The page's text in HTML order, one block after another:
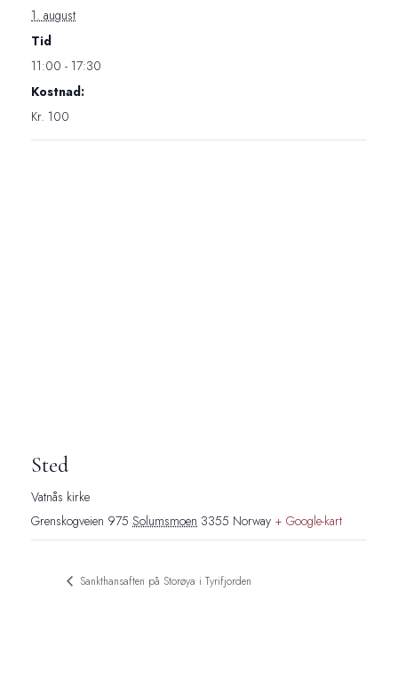
1. august
Tid
11:00 - 17:30
Kostnad:
Kr. 100
Sted
Vatnås kirke
Grenskogveien 975 Solumsmoen 3355 Norway + Google-kart
Sankthansaften på Storøya i Tyrifjorden